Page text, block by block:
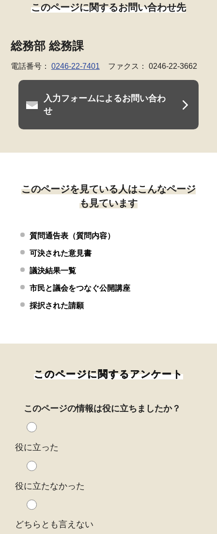
このページに関するお問い合わせ先
総務部 総務課
電話番号： 0246-22-7401 ファクス： 0246-22-3662
入力フォームによるお問い合わ
せ
このページを見ている人はこんなページ
も見ています
質問通告表（質問内容）
可決された意見書
議決結果一覧
市民と議会をつなぐ公開講座
採択された請願
このページに関するアンケート
このページの情報は役に立ちましたか？
役に立った
役に立たなかった
どちらとも言えない